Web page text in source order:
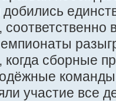
когда сборные
участие все